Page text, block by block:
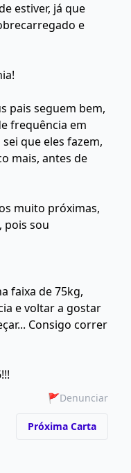
estiver, já que
e
pais seguem bem,
frequência em
que eles fazem,
mais, antes de
muito próximas,
pois sou
faixa de 75kg,
e voltar a gostar
Consigo correr
🚩Denunciar
Próxima Carta